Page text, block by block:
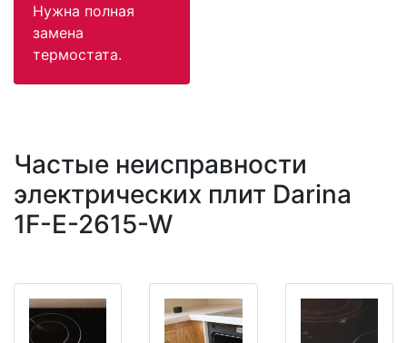
Нужна полная
замена
термостата.
Частые неисправности
электрических плит Darina
1F-E-2615-W